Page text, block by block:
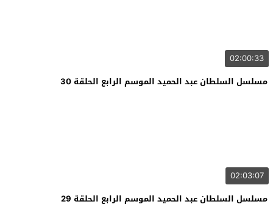
02:00:33
مسلسل السلطان عبد الحميد الموسم الرابع الحلقة 30
02:03:07
مسلسل السلطان عبد الحميد الموسم الرابع الحلقة 29